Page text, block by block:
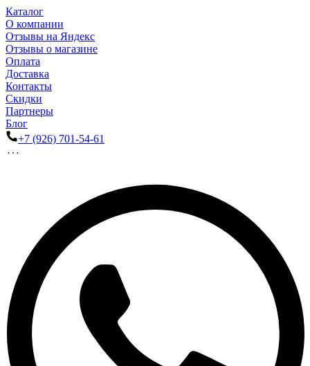
Каталог
О компании
Отзывы на Яндекс
Отзывы о магазине
Оплата
Доставка
Контакты
Скидки
Партнеры
Блог
+7 (926) 701-54-61